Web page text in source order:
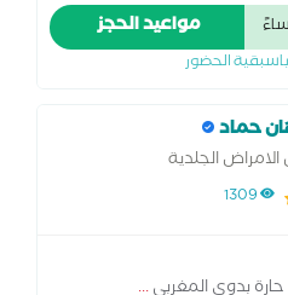
مواعيد الحجز
الحضور
حماد
الجلدية
1309
بدوي المغربي...